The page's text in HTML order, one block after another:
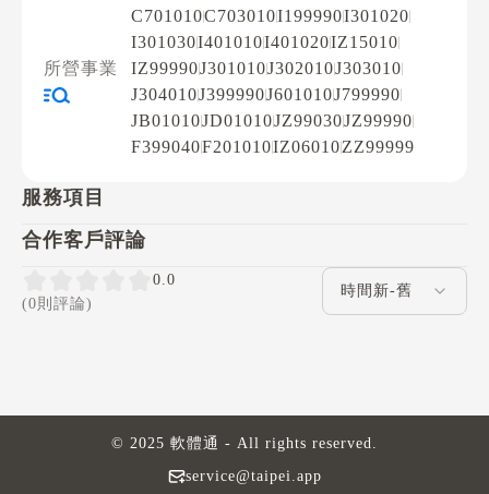
所營事業
C701010C703010I199990I301020
I301030I401010I401020IZ15010
IZ99990J301010J302010J303010
J304010J399990J601010J799990
JB01010JD01010JZ99030JZ99990
F399040F201010IZ06010ZZ99999
服務項目
合作客戶評論
0.0
(0則評論)
評論排序
service@taipei.app
© 2025 軟體通 - All rights reserved.